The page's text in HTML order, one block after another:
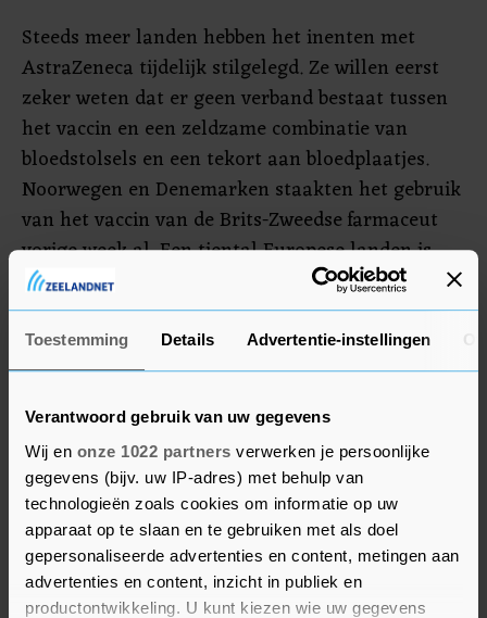
Toestemming Details Advertentie-instellingen
Verantwoord gebruik van uw gegevens
Wij en onze 1022 partners verwerken je persoonlijke
gegevens (bijv. uw IP-adres) met behulp van
technologieën zoals cookies om informatie op uw
apparaat op te slaan en te gebruiken met als doel
gepersonaliseerde advertenties en content, metingen aan
advertenties en content, inzicht in publiek en
productontwikkeling. U kunt kiezen wie uw gegevens
Steeds meer landen hebben het inenten met
AstraZeneca tijdelijk stilgelegd. Ze willen eerst
zeker weten dat er geen verband bestaat tussen
het vaccin en een zeldzame combinatie van
bloedstolsels en een tekort aan bloedplaatjes.
Noorwegen en Denemarken staakten het gebruik
van het vaccin van de Brits-Zweedse farmaceut
vorige week al. Een tiental Europese landen is
daarna gevolgd, waaronder Nederland,
Duitsland, Frankrijk en Italië.
Volgens de Wereldgezondheidsorganisatie WHO
Donderdag komt het EMA met een nieuw advies.